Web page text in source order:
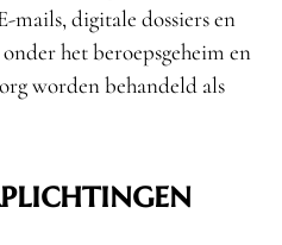
mails, digitale dossiers en
het beroepsgeheim en
worden behandeld als